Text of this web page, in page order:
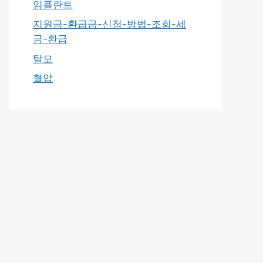
임플란트
지원금-환급금-신청-방법-조회-세
금-환급
탈모
혈압